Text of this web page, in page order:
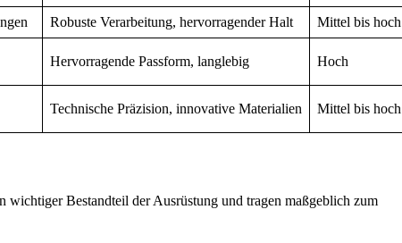
Robuste Verarbeitung, hervorragender Halt Mittel bis hoch
Hervorragende Passform, langlebig Hoch
Technische Präzision, innovative Materialien Mittel bis hoch
wichtiger Bestandteil der Ausrüstung und tragen maßgeblich zum